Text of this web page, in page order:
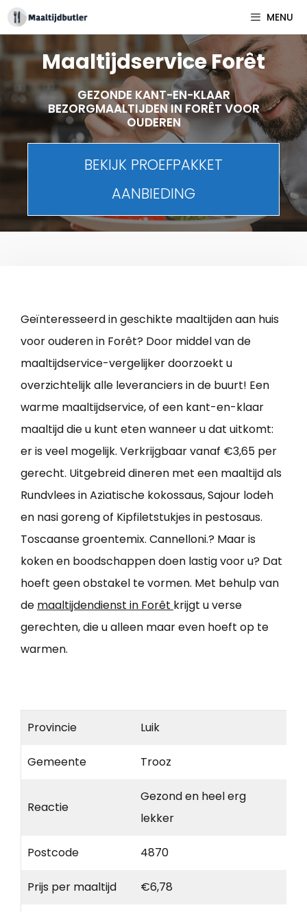
Spring
naar
inhoud
MENU
Maaltijdservice Forêt
GEZONDE KANT-EN-KLAAR
BEZORGMAALTIJDEN IN FORÊT VOOR
OUDEREN
BEKIJK PROEFPAKKET
AANBIEDING
Geïnteresseerd in geschikte maaltijden aan huis
voor ouderen in Forêt? Door middel van de
maaltijdservice-vergelijker doorzoekt u
overzichtelijk alle leveranciers in de buurt! Een
warme maaltijdservice, of een kant-en-klaar
maaltijd die u kunt eten wanneer u dat uitkomt:
er is veel mogelijk. Verkrijgbaar vanaf €3,65 per
gerecht. Uitgebreid dineren met een maaltijd als
Rundvlees in Aziatische kokossaus, Sajour lodeh
en nasi goreng of Kipfiletstukjes in pestosaus.
Toscaanse groentemix. Cannelloni.? Maar is
koken en boodschappen doen lastig voor u? Dat
hoeft geen obstakel te vormen. Met behulp van
de maaltijdendienst in Forêt krijgt u verse
gerechten, die u alleen maar even hoeft op te
warmen.
Provincie Luik
Gemeente Trooz
Reactie
Gezond en heel erg
lekker
Postcode 4870
Prijs per maaltijd €6,78